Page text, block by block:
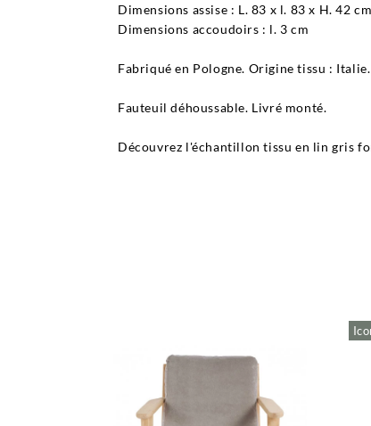
Dimensions assise : L. 83 x l. 83 x H. 42 cm
Dimensions accoudoirs : l. 3 cm
Fabriqué en Pologne. Origine tissu : Italie.
Fauteuil déhoussable. Livré monté.
Découvrez l'échantillon tissu en lin gris